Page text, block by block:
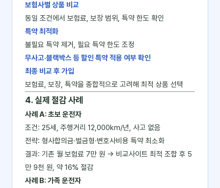
보험사별 상품 비교
동일 조건에서 보험료, 보장 범위, 특약 한도 확인
특약 최적화
불필요 특약 제거, 필요 특약 한도 조정
무사고·블랙박스 등 할인 특약 적용 여부 확인
최종 비교 후 가입
보험료, 보장, 특약을 종합적으로 고려해 최적 상품 선택
4. 실제 절감 사례
사례 A: 초보 운전자
조건: 25세, 주행거리 12,000km/년, 사고 없음
전략: 형사합의금·벌금형·변호사비용 특약 최소화
결과: 기존 월 보험료 7만 원 → 비교사이트 최적 조합 후 5
만 9천 원, 약 16% 절감
사례 B: 가족 운전자